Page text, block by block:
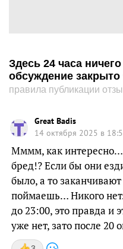
Здесь 24 часа
обсуждение закрыто
правила публикации
Great Badis
14 октября 2025 в
Мммм, как интересно…
бред!? Если бы они
было, а то
поймаешь… Никого
до 23:00, это правда и
уже нет, зато после